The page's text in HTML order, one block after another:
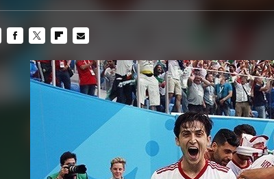
MAIL